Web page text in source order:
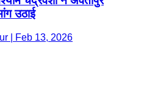
उठाई
| Feb 13, 2026